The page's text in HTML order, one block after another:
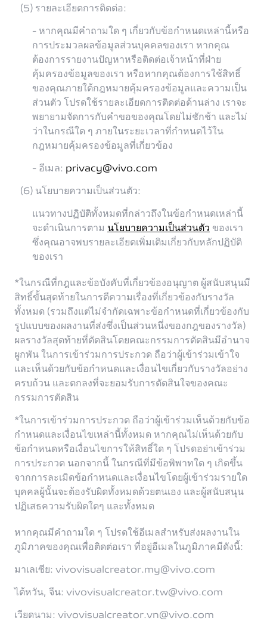
(5) รายละเอียดการติดต่อ:
- หากคุณมีคำถามใด ๆ เกี่ยวกับข้อกำหนดเหล่านี้หรือ
การประมวลผลข้อมูลส่วนบุคคลของเรา หากคุณ
ต้องการรายงานปัญหาหรือติดต่อเจ้าหน้าที่ฝ่าย
คุ้มครองข้อมูลของเรา หรือหากคุณต้องการใช้สิทธิ์
ของคุณภายใต้กฎหมายคุ้มครองข้อมูลและความเป็น
ส่วนตัว โปรดใช้รายละเอียดการติดต่อด้านล่าง เราจะ
พยายามจัดการกับคำขอของคุณโดยไม่ชักช้า และไม่
ว่าในกรณีใด ๆ ภายในระยะเวลาที่กำหนดไว้ใน
กฎหมายคุ้มครองข้อมูลที่เกี่ยวข้อง
- อีเมล: privacy@vivo.com
(6) นโยบายความเป็นส่วนตัว:
แนวทางปฏิบัติทั้งหมดที่กล่าวถึงในข้อกำหนดเหล่านี้
จะดำเนินการตาม นโยบายความเป็นส่วนตัว ของเรา
ซึ่งคุณอาจพบรายละเอียดเพิ่มเติมเกี่ยวกับหลักปฏิบัติ
ของเรา
*ในกรณีที่กฎและข้อบังคับที่เกี่ยวข้องอนุญาต ผู้สนับสนุนมี
สิทธิ์ขั้นสุดท้ายในการตีความเรื่องที่เกี่ยวข้องกับรางวัล
ทั้งหมด (รวมถึงแต่ไม่จำกัดเฉพาะข้อกำหนดที่เกี่ยวข้องกับ
รูปแบบของผลงานที่ส่งซึ่งเป็นส่วนหนึ่งของกฎของรางวัล)
ผลรางวัลสุดท้ายที่ตัดสินโดยคณะกรรมการตัดสินมีอำนาจ
ผูกพัน ในการเข้าร่วมการประกวด ถือว่าผู้เข้าร่วมเข้าใจ
และเห็นด้วยกับข้อกำหนดและเงื่อนไขเกี่ยวกับรางวัลอย่าง
ครบถ้วน และตกลงที่จะยอมรับการตัดสินใจของคณะ
กรรมการตัดสิน
*ในการเข้าร่วมการประกวด ถือว่าผู้เข้าร่วมเห็นด้วยกับข้อ
กำหนดและเงื่อนไขเหล่านี้ทั้งหมด หากคุณไม่เห็นด้วยกับ
ข้อกำหนดหรือเงื่อนไขการให้สิทธิ์ใด ๆ โปรดอย่าเข้าร่วม
การประกวด นอกจากนี้ ในกรณีที่มีข้อพิพาทใด ๆ เกิดขึ้น
จากการละเมิดข้อกำหนดและเงื่อนไขโดยผู้เข้าร่วมรายใด
บุคคลผู้นั้นจะต้องรับผิดทั้งหมดด้วยตนเอง และผู้สนับสนุน
ปฏิเสธความรับผิดใดๆ และทั้งหมด
หากคุณมีคำถามใด ๆ โปรดใช้อีเมลสำหรับส่งผลงานใน
ภูมิภาคของคุณเพื่อติดต่อเรา ที่อยู่อีเมลในภูมิภาคมีดังนี้:
มาเลเซีย: vivovisualcreator.my@vivo.com
ไต้หวัน, จีน: vivovisualcreator.tw@vivo.com
เวียดนาม: vivovisualcreator.vn@vivo.com